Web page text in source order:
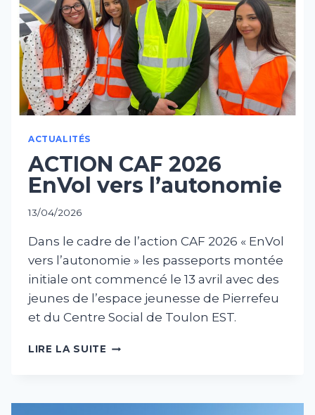
ACTUALITÉS
ACTION CAF 2026
EnVol vers l’autonomie
13/04/2026
Dans le cadre de l’action CAF 2026 « EnVol
vers l’autonomie » les passeports montée
initiale ont commencé le 13 avril avec des
jeunes de l’espace jeunesse de Pierrefeu
et du Centre Social de Toulon EST.
LIRE LA SUITE ACTION
VERS